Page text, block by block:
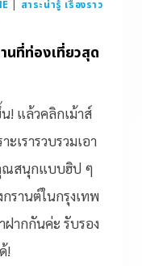
สาระน่ารู้ เรื่องราว
นที่ท่องเที่ยวสุด
! แล้วคลิกเม้าส์
เรารวบรวมเอา
ณสนุกแบบฮิป ๆ
รานต์ในกรุงเทพ
ากกันค่ะ รับรอง
!